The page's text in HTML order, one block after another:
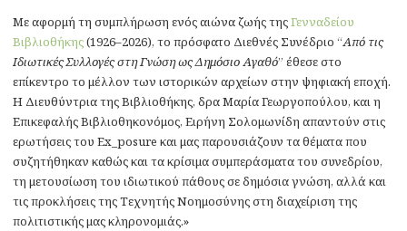
Με αφορμή τη συμπλήρωση ενός αιώνα ζωής τηςΓενναδείου
Βιβλιοθήκης(1926–2026), το πρόσφατο Διεθνές Συνέδριο “Από τις
Ιδιωτικές Συλλογές στη Γνώση ως Δημόσιο Αγαθό” έθεσε στο
επίκεντρο το μέλλον των ιστορικών αρχείων στην ψηφιακή εποχή.
Η Διευθύντρια της Βιβλιοθήκης, δρα Μαρία Γεωργοπούλου, και η
Επικεφαλής Βιβλιοθηκονόμος, Ειρήνη Σολομωνίδη απαντούν στις
ερωτήσεις του Ex_posure και μας παρουσιάζουν τα θέματα που
συζητήθηκαν καθώς καιτα κρίσιμα συμπεράσματα του συνεδρίου,
τη μετουσίωση του ιδιωτικού πάθους σε δημόσια γνώση, αλλά και
τις προκλήσεις της Τεχνητής Νοημοσύνης στη διαχείριση της
πολιτιστικής μας κληρονομιάς.»